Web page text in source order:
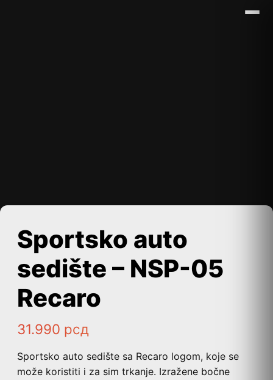
Sportsko auto
sedište – NSP-05
Recaro
31.990 рсд
Sportsko auto sedište sa Recaro logom, koje se
može koristiti i za sim trkanje. Izražene bočne